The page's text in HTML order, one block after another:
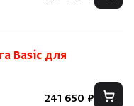
Basic для
241 650 ₽